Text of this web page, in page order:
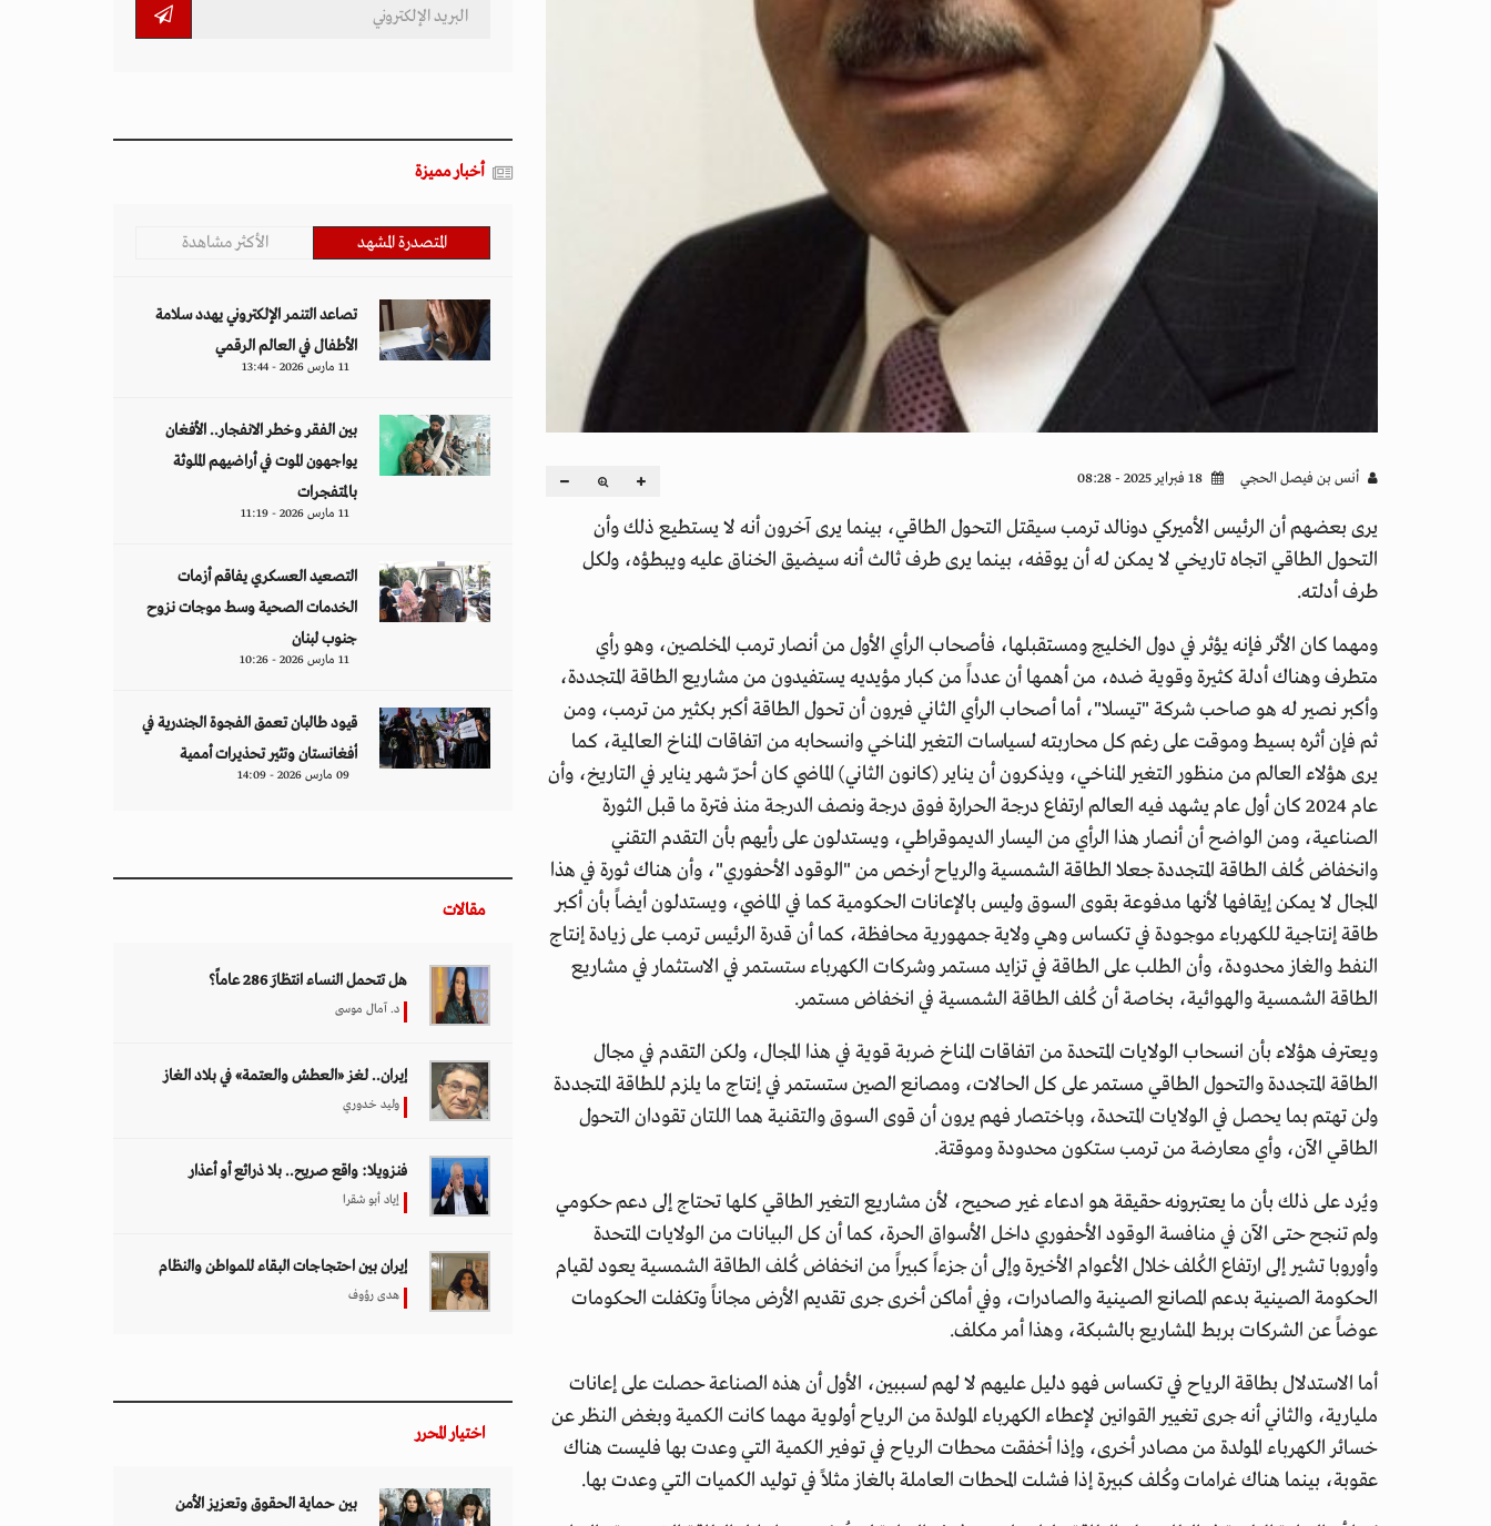
أنس بن فيصل الحجي
يرى بعضهم أن الرئيس الأميركي دونالد ترمب سيقتل التحول الطاقي، بينما يرى آخرون أنه لا يستطيع ذلك وأن
التحول الطاقي اتجاه تاريخي لا يمكن له أن يوقفه، بينما يرى طرف ثالث أنه سيضيق الخناق عليه ويبطؤه، ولكل
طرف أدلته.
ومهما كان الأثر فإنه يؤثر في دول الخليج ومستقبلها، فأصحاب الرأي الأول من أنصار ترمب المخلصين، وهو رأي
متطرف وهناك أدلة كثيرة وقوية ضده، من أهمها أن عدداً من كبار مؤيديه يستفيدون من مشاريع الطاقة المتجددة،
وأكبر نصير له هو صاحب شركة "تيسلا"، أما أصحاب الرأي الثاني فيرون أن تحول الطاقة أكبر بكثير من ترمب، ومن
ثم فإن أثره بسيط وموقت على رغم كل محاربته لسياسات التغير المناخي وانسحابه من اتفاقات المناخ العالمية، كما
يرى هؤلاء العالم من منظور التغير المناخي، ويذكرون أن يناير (كانون الثاني) الماضي كان أحرّ شهر يناير في التاريخ، وأن
عام 2024 كان أول عام يشهد فيه العالم ارتفاع درجة الحرارة فوق درجة ونصف الدرجة منذ فترة ما قبل الثورة
الصناعية، ومن الواضح أن أنصار هذا الرأي من اليسار الديموقراطي، ويستدلون على رأيهم بأن التقدم التقني
وانخفاض كُلف الطاقة المتجددة جعلا الطاقة الشمسية والرياح أرخص من "الوقود الأحفوري"، وأن هناك ثورة في هذا
المجال لا يمكن إيقافها لأنها مدفوعة بقوى السوق وليس بالإعانات الحكومية كما في الماضي، ويستدلون أيضاً بأن أكبر
طاقة إنتاجية للكهرباء موجودة في تكساس وهي ولاية جمهورية محافظة، كما أن قدرة الرئيس ترمب على زيادة إنتاج
النفط والغاز محدودة، وأن الطلب على الطاقة في تزايد مستمر وشركات الكهرباء ستستمر في الاستثمار في مشاريع
الطاقة الشمسية والهوائية، بخاصة أن كُلف الطاقة الشمسية في انخفاض مستمر.
ويعترف هؤلاء بأن انسحاب الولايات المتحدة من اتفاقات المناخ ضربة قوية في هذا المجال، ولكن التقدم في مجال
الطاقة المتجددة والتحول الطاقي مستمر على كل الحالات، ومصانع الصين ستستمر في إنتاج ما يلزم للطاقة المتجددة
ولن تهتم بما يحصل في الولايات المتحدة، وباختصار فهم يرون أن قوى السوق والتقنية هما اللتان تقودان التحول
الطاقي الآن، وأي معارضة من ترمب ستكون محدودة وموقتة.
ويُرد على ذلك بأن ما يعتبرونه حقيقة هو ادعاء غير صحيح، لأن مشاريع التغير الطاقي كلها تحتاج إلى دعم حكومي
ولم تنجح حتى الآن في منافسة الوقود الأحفوري داخل الأسواق الحرة، كما أن كل البيانات من الولايات المتحدة
وأوروبا تشير إلى ارتفاع الكُلف خلال الأعوام الأخيرة وإلى أن جزءاً كبيراً من انخفاض كُلف الطاقة الشمسية يعود لقيام
الحكومة الصينية بدعم المصانع الصينية والصادرات، وفي أماكن أخرى جرى تقديم الأرض مجاناً وتكفلت الحكومات
عوضاً عن الشركات بربط المشاريع بالشبكة، وهذا أمر مكلف.
أما الاستدلال بطاقة الرياح في تكساس فهو دليل عليهم لا لهم لسببين، الأول أن هذه الصناعة حصلت على إعانات
مليارية، والثاني أنه جرى تغيير القوانين لإعطاء الكهرباء المولدة من الرياح أولوية مهما كانت الكمية وبغض النظر عن
خسائر الكهرباء المولدة من مصادر أخرى، وإذا أخفقت محطات الرياح في توفير الكمية التي وعدت بها فليست هناك
عقوبة، بينما هناك غرامات وكُلف كبيرة إذا فشلت المحطات العاملة بالغاز مثلاً في توليد الكميات التي وعدت بها.
أخبار مميزة
المتصدرة المشهد الأكثر مشاهدة
تصاعد التنمر الإلكتروني يهدد سلامة
الأطفال في العالم الرقمي
11 مارس 2026 - 13:44
بين الفقر وخطر الانفجار.. الأفغان
يواجهون الموت في أراضيهم الملوثة
بالمتفجرات
11 مارس 2026 - 11:19
التصعيد العسكري يفاقم أزمات
الخدمات الصحية وسط موجات نزوح
جنوب لبنان
11 مارس 2026 - 10:26
قيود طالبان تعمق الفجوة الجندرية في
أفغانستان وتثير تحذيرات أممية
09 مارس 2026 - 14:09
مقالات
هل تتحمل النساء انتظارَ 286 عاماً؟
د. آمال موسى
إيران.. لغز «العطش والعتمة» في بلاد الغاز
وليد خدوري
فنزويلا: واقع صريح.. بلا ذرائع أو أعذار
إياد أبو شقرا
إيران بين احتجاجات البقاء للمواطن والنظام
هدى رؤوف
اختيار المحرر
بين حماية الحقوق وتعزيز الأمن